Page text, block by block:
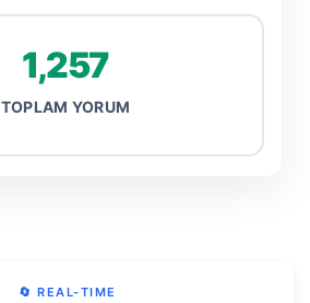
1,257
TOPLAM YORUM
🔄 REAL-TIME